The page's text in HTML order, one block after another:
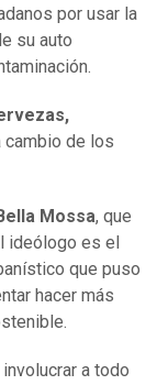
por usar la
su auto
cambio de los
Mossa, que
ideólogo es el
que puso
hacer más
a todo